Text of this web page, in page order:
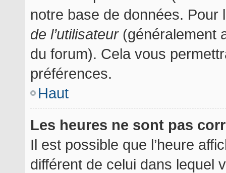
notre base de données.
de l’utilisateur(généralement
du forum). Cela vous
préférences.
Haut
Les heures ne sont pas
Il est possible que l’heure
différent de celui dans lequel